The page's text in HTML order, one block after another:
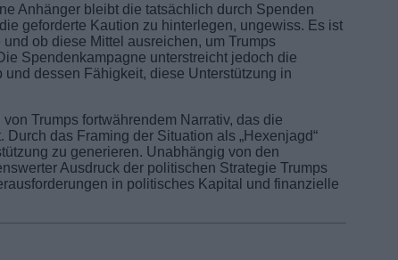
Anhänger bleibt die tatsächlich durch Spenden
geforderte Kaution zu hinterlegen, ungewiss. Es ist
ob diese Mittel ausreichen, um Trumps
Spendenkampagne unterstreicht jedoch die
dessen Fähigkeit, diese Unterstützung in
Trumps fortwährendem Narrativ, das die
das Framing der Situation als „Hexenjagd“
zu generieren. Unabhängig von den
Ausdruck der politischen Strategie Trumps
in politisches Kapital und finanzielle